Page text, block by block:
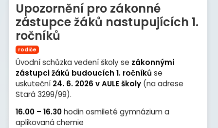
Upozornění pro zákonné
zástupce žáků nastupujících 1.
ročníků
rodiče
Úvodní schůzka vedení školy se zákonnými
zástupci žáků budoucích 1. ročníků se
uskuteční 24. 6. 2026 v AULE školy (na adrese
Stará 3299/99).
16.00 – 16.30hodin osmileté gymnázium a
aplikovaná chemie